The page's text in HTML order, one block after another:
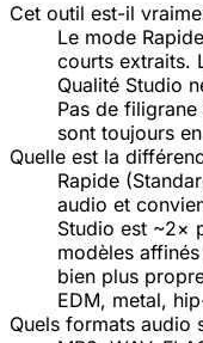
Cet outil est-il
Le mode
courts extraits.
Qualité Studio
Pas de
sont toujours
Quelle est la
Rapide
audio et
Studio est ~2×
modèles
bien plus
EDM, metal,
Quels formats audio